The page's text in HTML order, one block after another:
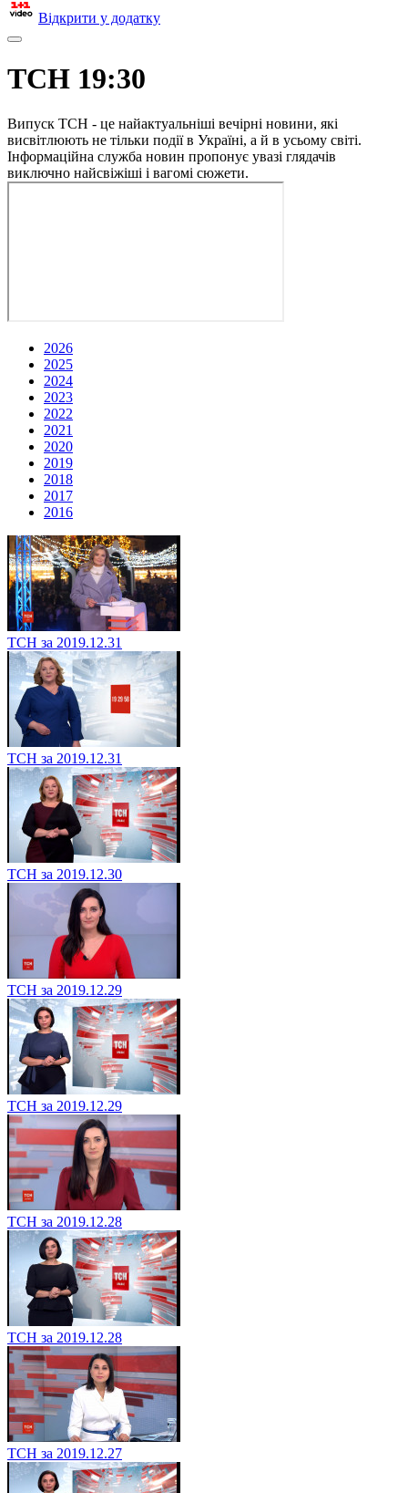
Відкрити у додатку
ТСН 19:30
Випуск ТСН - це найактуальніші вечірні новини, які
висвітлюють не тільки події в Україні, а й в усьому світі.
Інформаційна служба новин пропонує увазі глядачів
виключно найсвіжіші і вагомі сюжети.
2026
2025
2024
2023
2022
2021
2020
2019
2018
2017
2016
ТСН за 2019.12.31
ТСН за 2019.12.31
ТСН за 2019.12.30
ТСН за 2019.12.29
ТСН за 2019.12.29
ТСН за 2019.12.28
ТСН за 2019.12.28
ТСН за 2019.12.27